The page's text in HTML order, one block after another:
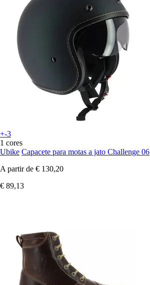
+-3
1 cores
Ubike Capacete para motas a jato Challenge 06
A partir de € 130,20
€ 89,13